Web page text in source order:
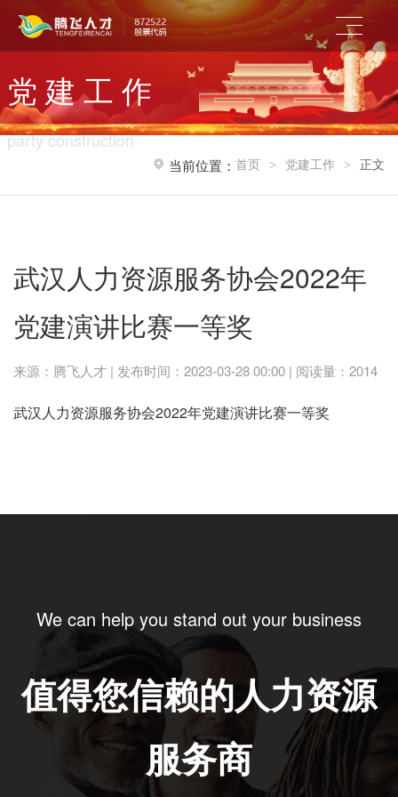
党 建 工 作
party construction
当前位置： 首页 > 党建工作 > 正文
武汉人力资源服务协会2022年
党建演讲比赛一等奖
来源：腾飞人才 | 发布时间：2023-03-28 00:00 | 阅读量：2014
武汉人力资源服务协会2022年党建演讲比赛一等奖
We can help you stand out your business
值得您信赖的人力资源
服务商